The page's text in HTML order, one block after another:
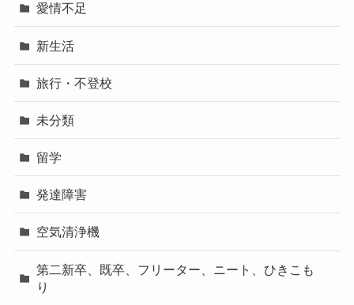
愛情不足
新生活
旅行・不登校
未分類
留学
発達障害
空気清浄機
第二新卒、既卒、フリーター、ニート、ひきこも
り